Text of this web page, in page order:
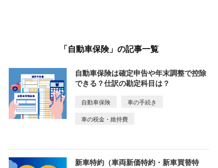
「自動車保険」の記事一覧
自動車保険は確定申告や年末調整で控除
できる？仕訳の勘定科目は？
自動車保険 車の手続き
車の税金・維持費
新車特約（車両新価特約・新車買替特